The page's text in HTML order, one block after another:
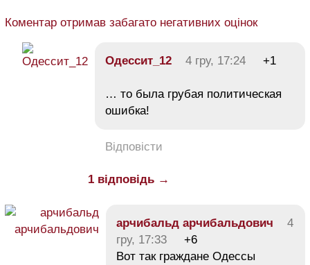
Коментар отримав забагато негативних оцінок
Одессит_12 4 гру, 17:24 +1
… то была грубая политическая
ошибка!
Відповісти
1 відповідь →
арчибальд арчибальдович
4
гру, 17:33
+6
Вот так граждане Одессы